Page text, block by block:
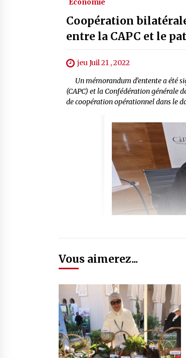
Economie
Coopération
entre la CAPC et le
jeu Juil 21 , 2022
Un mémorandum d’entente a été
(CAPC) et la Confédération générale
de coopération opérationnel dans le
Vous aimerez...